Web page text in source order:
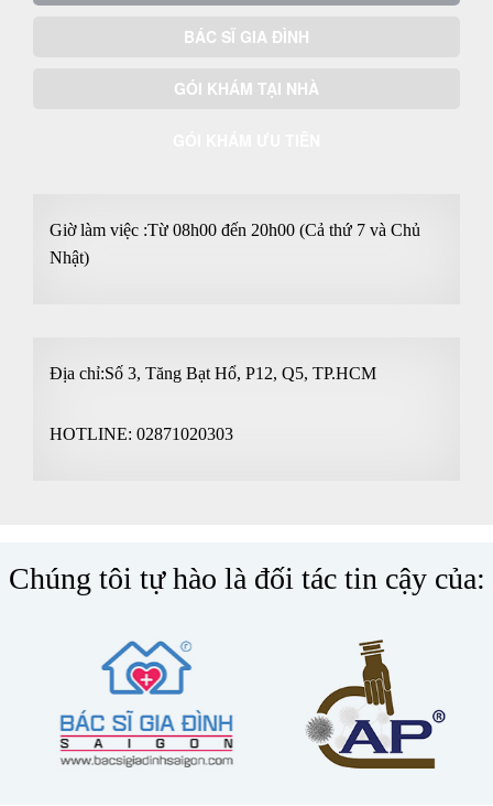
BÁC SĨ GIA ĐÌNH
GÓI KHÁM TẠI NHÀ
Giờ làm việc :Từ 08h00 đến 20h00 (Cả thứ 7 và Chủ
Nhật)
Địa chỉ:Số 3, Tăng Bạt Hổ, P12, Q5, TP.HCM
HOTLINE: 02871020303
Chúng tôi tự hào là đối tác tin cậy của: